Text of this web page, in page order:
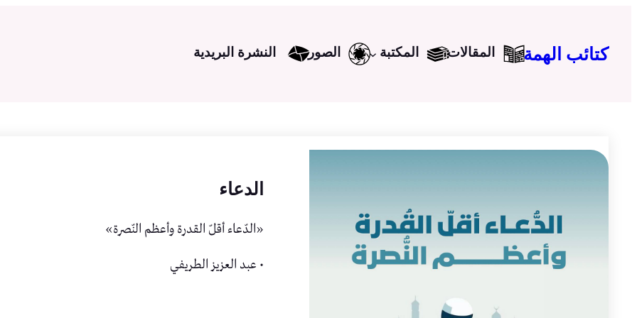
المحتوىكتائب الهمة المقالات المكتبة الصور النشرة البريدية
الدعاء
‏«الدّعاء أقلّ القدرة وأعظم النّصرة»
• عبد العزيز الطريفي